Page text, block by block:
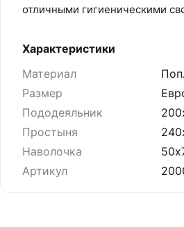
отличными гигиеническими
Характеристики
Материал
Размер
Пододеяльник
Простыня
Наволочка
Артикул